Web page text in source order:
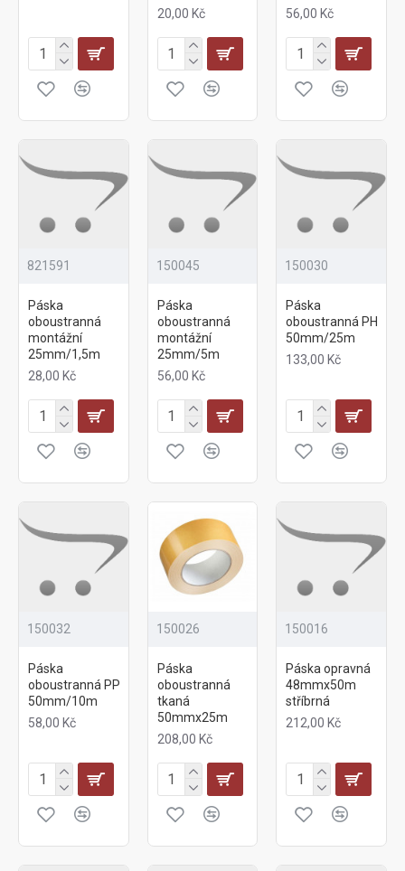
20,00 Kč
56,00 Kč
821591
Páska
oboustranná
montážní
25mm/1,5m
28,00 Kč
150045
Páska
oboustranná
montážní
25mm/5m
56,00 Kč
150030
Páska
oboustranná PH
50mm/25m
133,00 Kč
150032
Páska
oboustranná PP
50mm/10m
58,00 Kč
150026
Páska
oboustranná
tkaná
50mmx25m
208,00 Kč
150016
Páska opravná
48mmx50m
stříbrná
212,00 Kč